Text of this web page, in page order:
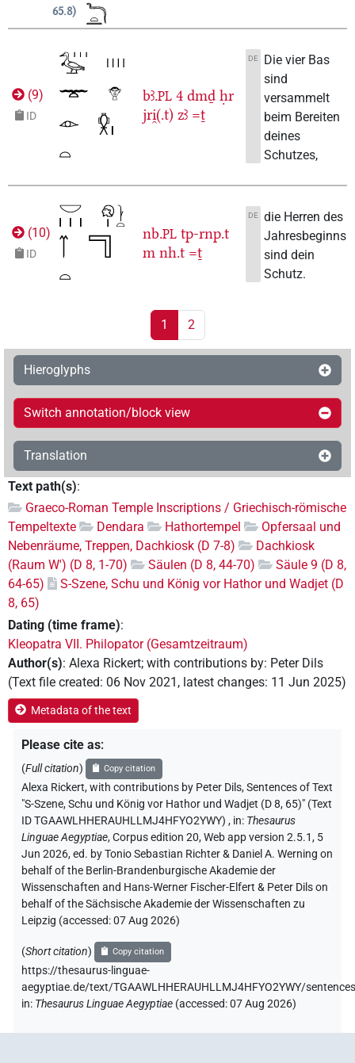
65.8
(9)
ID
bꜣ.PL 4 dmḏ ḥr
jri̯(.t) zꜣ =ṯ
DE
Die vier Bas
sind
versammelt
beim Bereiten
deines
Schutzes,
(10)
ID
nb.PL tp-rnp.t
m nh.t =ṯ
DE die Herren des
Jahresbeginns
sind dein
Schutz.
1 2
Hieroglyphs
Switch annotation/block view
Translation
Text path(s):
Graeco-Roman Temple Inscriptions / Griechisch-römische
Tempeltexte
Dendara Hathortempel
Opfersaal und
Nebenräume, Treppen, Dachkiosk (D 7-8)
Dachkiosk
(Raum W') (D 8, 1-70)
Säulen (D 8, 44-70)
Säule 9 (D 8,
64-65)
S-Szene, Schu und König vor Hathor und Wadjet (D
8, 65)
Dating (time frame):
Kleopatra VII. Philopator (Gesamtzeitraum)
Author(s): Alexa Rickert; with contributions by: Peter Dils
(Text file created: 06 Nov 2021 , latest changes: 11 Jun 2025)
Metadata of the text
Please cite as:
(Full citation) Copy citation
Alexa Rickert,with contributions by Peter Dils,Sentences of Text
"S-Szene, Schu und König vor Hathor und Wadjet (D 8, 65)" (Text
ID TGAAWLHHERAUHLLMJ4HFYO2YWY) , in: Thesaurus
Linguae Aegyptiae,Corpus edition 20, Web app version 2.5.1, 5
Jun 2026, ed. by Tonio Sebastian Richter & Daniel A. Werning on
behalf of the Berlin-Brandenburgische Akademie der
Wissenschaften and Hans-Werner Fischer-Elfert & Peter Dils on
behalf of the Sächsische Akademie der Wissenschaften zu
Leipzig (accessed:07 Aug 2026)
(Short citation) Copy citation
https://thesaurus-linguae-
aegyptiae.de/text/TGAAWLHHERAUHLLMJ4HFYO2YWY/
in: Thesaurus Linguae Aegyptiae (accessed:07 Aug 2026)